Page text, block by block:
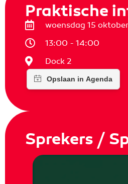
Praktische
woensdag 15
13:00 - 14:00
Dock 2
Sprekers /